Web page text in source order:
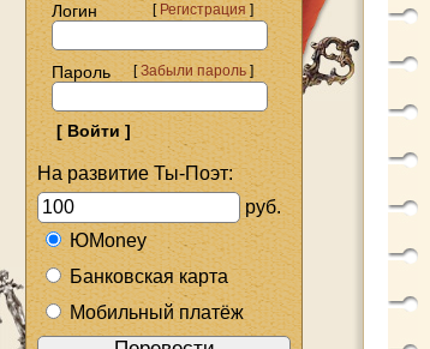
Логин
[Регистрация]
Пароль [Забыли пароль]
На развитие Ты-Поэт:
руб.
ЮMoney
Банковская карта
Мобильный платёж